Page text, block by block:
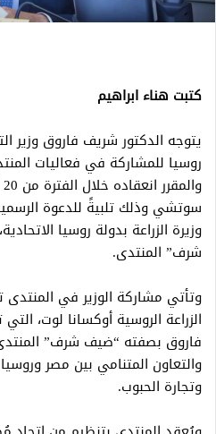
كتبت هناء ابراهيم
يتوجه الدكتور شريف فاروق وزير
روسيا للمشاركة في فعاليات
سوتشي وذلك تلبيةً للدعوة
وزيرة الزراعة بدولة روسيا
شرف” المنتدى.
وتأتي مشاركة الوزير في المنتدى
الزراعة الروسية أوكسانا لوت،
فاروق بصفته “ضيف شرف”
والتعاون المتنامي بين مصر
وتجارة الحبوب.